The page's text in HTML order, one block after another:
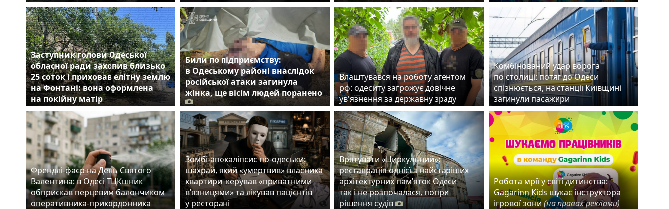
Заступник голови Одеської
обласної ради захопив близько
25 соток і приховав елітну землю
на Фонтані: вона оформлена
на покійну матір
Били по підприємству:
в Одеському районі внаслідок
російської атаки загинула
жінка, ще вісім людей поранено
Влаштувався на роботу агентом
рф: одеситу загрожує довічне
ув'язнення за державну зраду
Комбінований удар ворога
по столиці: потяг до Одеси
спізнюється, на станції Київщині
загинули пасажири
Френдлі-фаєр на День Святого
Валентина: в Одесі ТЦКшник
обприскав перцевим балончиком
оперативника-прикордонника
Зомбі-апокаліпсис по-одеськи:
шахрай, який «умертвив» власника
квартири, керував «приватними
в’язницями» та лікував пацієнтів
у ресторані
Врятувати «Циркульний»:
реставрація однієї з найстаріших
архітектурних пам’яток Одеси
так і не розпочалася, попри
рішення судів
Робота мрії у світі дитинства:
Gagarinn Kids шукає інструктора
ігрової зони(на правах реклами)